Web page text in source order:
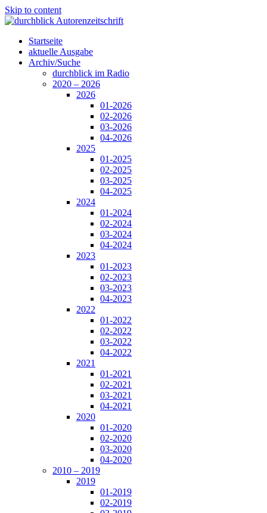
Skip to content
Startseite
aktuelle Ausgabe
Archiv/Suche
durchblick im Radio
2020 – 2026
2026
01-2026
02-2026
03-2026
04-2026
2025
01-2025
02-2025
03-2025
04-2025
2024
01-2024
02-2024
03-2024
04-2024
2023
01-2023
02-2023
03-2023
04-2023
2022
01-2022
02-2022
03-2022
04-2022
2021
01-2021
02-2021
03-2021
04-2021
2020
01-2020
02-2020
03-2020
04-2020
2010 – 2019
2019
01-2019
02-2019